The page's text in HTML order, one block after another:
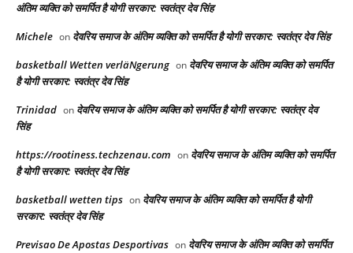
अंतिम व्यक्ति को समर्पित है योगी सरकार: स्वतंत्र देव सिंह
Michele on देवरिय समाज के अंतिम व्यक्ति को समर्पित है योगी सरकार: स्वतंत्र देव सिंह
basketball Wetten verläNgerung on देवरिय समाज के अंतिम व्यक्ति को समर्पित
है योगी सरकार: स्वतंत्र देव सिंह
Trinidad on देवरिय समाज के अंतिम व्यक्ति को समर्पित है योगी सरकार: स्वतंत्र देव
सिंह
https://rootiness.techzenau.com on देवरिय समाज के अंतिम व्यक्ति को समर्पित
है योगी सरकार: स्वतंत्र देव सिंह
basketball wetten tips on देवरिय समाज के अंतिम व्यक्ति को समर्पित है योगी
सरकार: स्वतंत्र देव सिंह
Previsao De Apostas Desportivas on देवरिय समाज के अंतिम व्यक्ति को समर्पित